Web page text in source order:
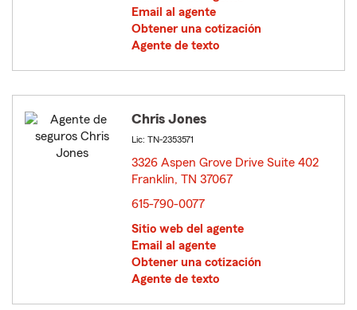
Email al agente
Obtener una cotización
Agente de texto
Chris Jones
Lic: TN-2353571
3326 Aspen Grove Drive Suite 402
Franklin, TN 37067
615-790-0077
Sitio web del agente
Email al agente
Obtener una cotización
Agente de texto